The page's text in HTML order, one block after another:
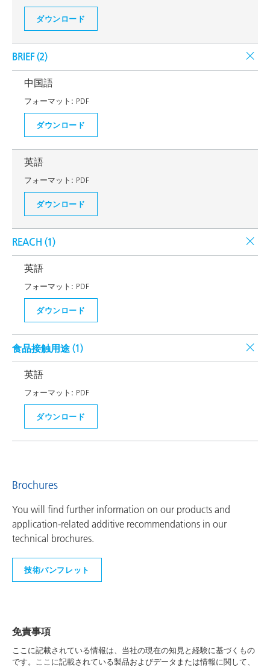
ダウンロード
BRIEF (2)
中国語
フォーマット: PDF
ダウンロード
英語
フォーマット: PDF
ダウンロード
REACH (1)
英語
フォーマット: PDF
ダウンロード
食品接触用途 (1)
英語
フォーマット: PDF
ダウンロード
Brochures
You will find further information on our products and
application-related additive recommendations in our
technical brochures.
技術パンフレット
免責事項
ここに記載されている情報は、当社の現在の知見と経験に基づくもの
です。ここに記載されている製品およびデータまたは情報に関して、